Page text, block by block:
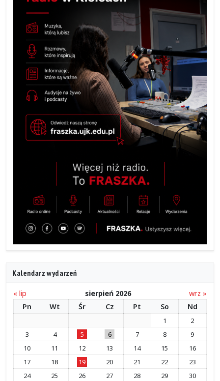
Kalendarz wydarzeń
« lip sierpień 2026
wrz »
Pn
Wt Śr Cz Pt So Nd
1
2
3
4 5 6 7 8
9
10
11 12 13 14 15
16
17
18 19 20 21 22
23
24
25 26 27 28 29
30